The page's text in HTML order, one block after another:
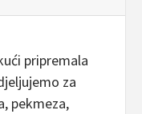
pripremala
za
pekmeza,